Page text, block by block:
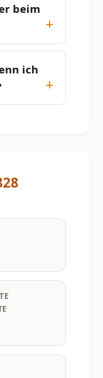
beim
ich